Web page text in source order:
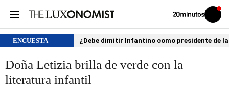
Volver
Iniciar
sesión
ENCUESTA ¿Debe dimitir Infantino como presidente de
Doña Letizia brilla de verde con la
literatura infantil